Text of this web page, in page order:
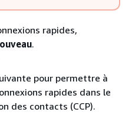
rapides,
.
pour permettre à
rapides dans le
des contacts (CCP).